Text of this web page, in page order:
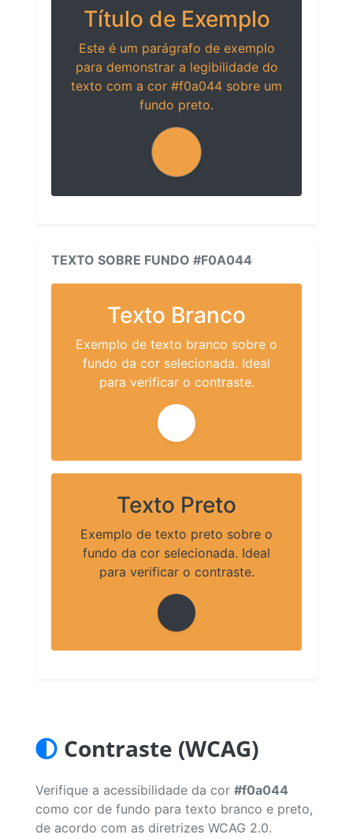
Título de Exemplo
Este é um parágrafo de exemplo
para demonstrar a legibilidade do
texto com a cor #f0a044 sobre um
fundo preto.
TEXTO SOBRE FUNDO #F0A044
Texto Branco
Exemplo de texto branco sobre o
fundo da cor selecionada. Ideal
para verificar o contraste.
Texto Preto
Exemplo de texto preto sobre o
fundo da cor selecionada. Ideal
para verificar o contraste.
Contraste (WCAG)
Verifique a acessibilidade da cor #f0a044
como cor de fundo para texto branco e preto,
de acordo com as diretrizes WCAG 2.0.